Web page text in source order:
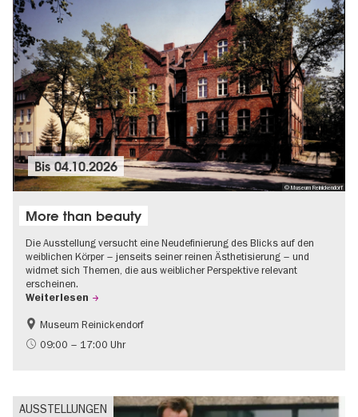
© Museum Reinickendorf
Bis04.10.2026
More than beauty
Die Ausstellung versucht eine Neudefinierung des Blicks auf den
weiblichen Körper – jenseits seiner reinen Ästhetisierung – und
widmet sich Themen, die aus weiblicher Perspektive relevant
erscheinen.
Weiterlesen
Gratis
Zeitgenössische Kunst
Museum Reinickendorf
09:00 – 17:00 Uhr
AUSSTELLUNGEN